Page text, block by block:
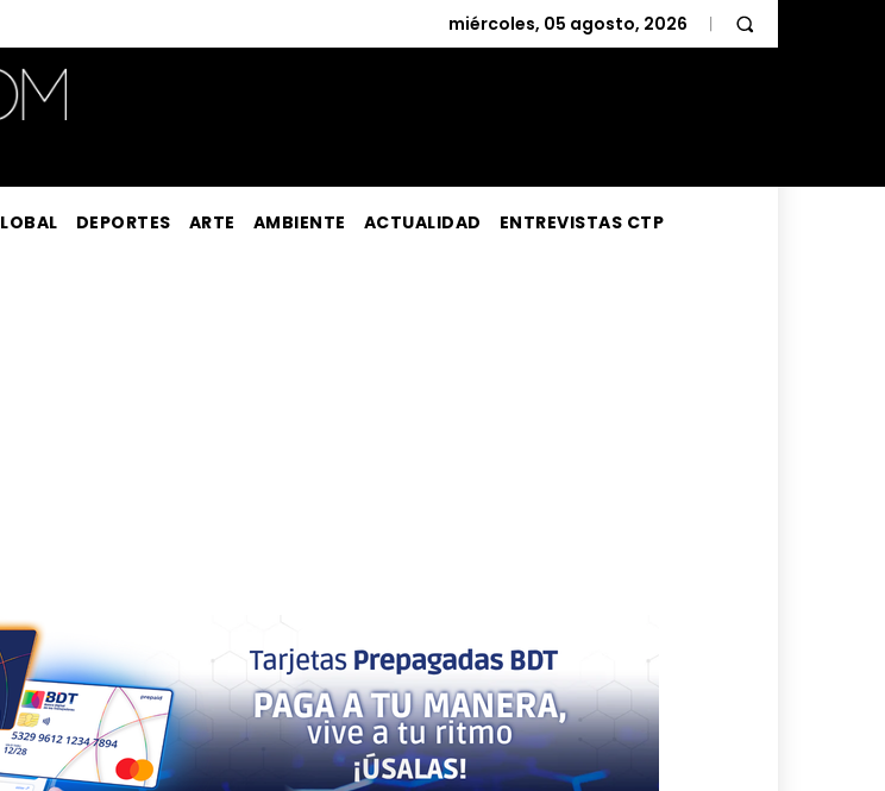
miércoles, 05 agosto, 2026
DEPORTES ARTE AMBIENTE ACTUALIDAD ENTREVISTAS CTP